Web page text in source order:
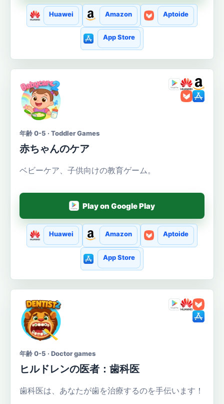
Huawei Amazon Aptoide
App Store
年齢 0-5 · Toddler Games
赤ちゃんのケア
ベビーケア、子供向けの教育ゲーム。
Play on Google Play
Huawei Amazon Aptoide
App Store
年齢 0-5 · Doctor games
ヒルドレンの医者：歯科医
歯科医は、あなたが歯を治療するのを手伝います！